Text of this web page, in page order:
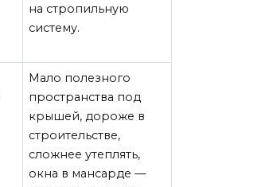
на стропильную
систему.
Мало полезного
пространства под
крышей, дороже в
строительстве,
сложнее утеплять,
окна в мансарде —